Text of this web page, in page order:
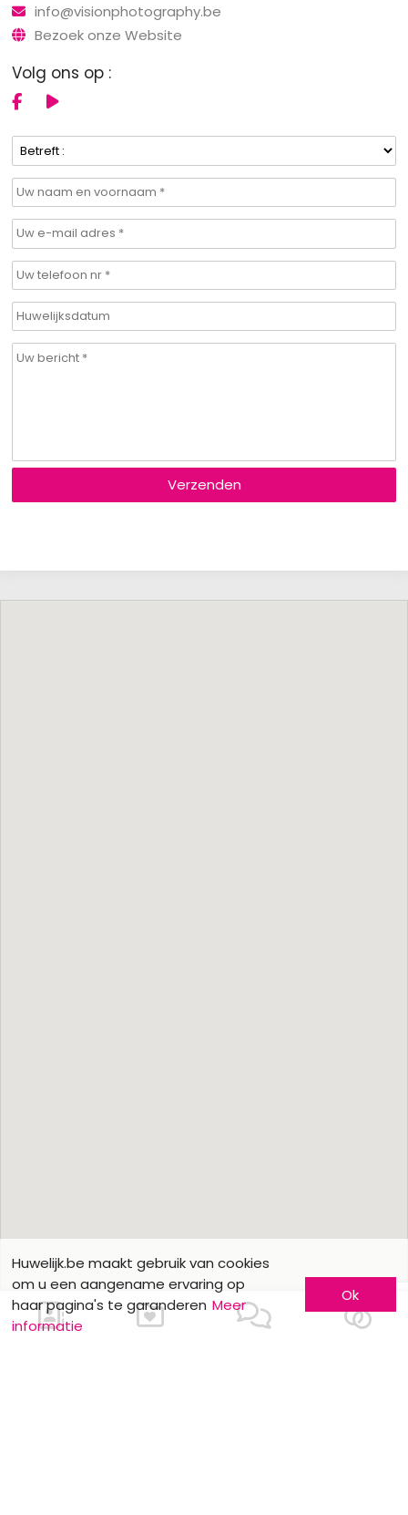
Ons contacteren
info@visionphotography.be
Bezoek onze Website
Volg ons op :
Verzenden
Huwelijk.be maakt gebruik van cookies
om u een aangename ervaring op
haar pagina's te garanderen Meer
informatie
Ok